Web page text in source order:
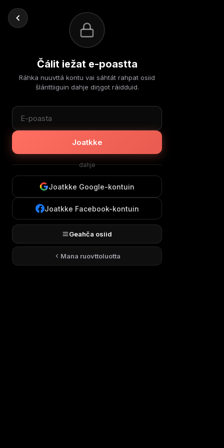
Čálit iežat e-poastta
Ráhka nuuvttá kontu vai sáhtát rahpat osiid
šlánttiiguin dahje diŋgot ráidduid.
Joatkke
dahje
Joatkke Google-kontuin
Joatkke Facebook-kontuin
Geahča osiid
Mana ruovttoluotta